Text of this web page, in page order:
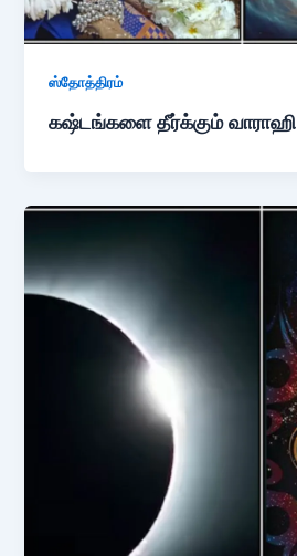
ஸ்தோத்திரம்
கஷ்டங்களை தீர்க்கும் வாராஹி